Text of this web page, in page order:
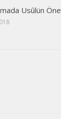
Usûlün